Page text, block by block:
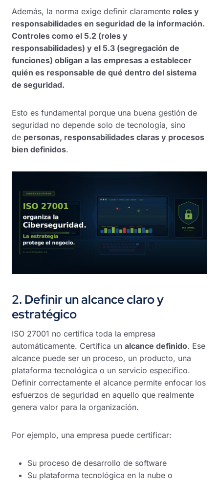
Además, la norma exige definir claramente roles y
responsabilidades en seguridad de la información.
Controles como el 5.2 (roles y
responsabilidades) y el 5.3 (segregación de
funciones) obligan a las empresas a establecer
quién es responsable de qué dentro del sistema
de seguridad.
Esto es fundamental porque una buena gestión de
seguridad no depende solo de tecnología, sino
de personas, responsabilidades claras y procesos
bien definidos.
2. Definir un alcance claro y
estratégico
ISO 27001 no certifica toda la empresa
automáticamente. Certifica un alcance definido. Ese
alcance puede ser un proceso, un producto, una
plataforma tecnológica o un servicio específico.
Definir correctamente el alcance permite enfocar los
esfuerzos de seguridad en aquello que realmente
genera valor para la organización.
Por ejemplo, una empresa puede certificar:
Su proceso de desarrollo de software
Su plataforma tecnológica en la nube o